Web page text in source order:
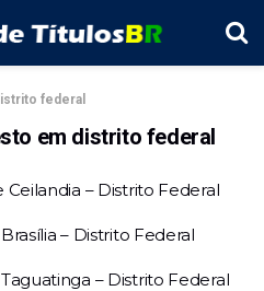
federal
em distrito federal
Ceilandia – Distrito Federal
– Distrito Federal
– Distrito Federal